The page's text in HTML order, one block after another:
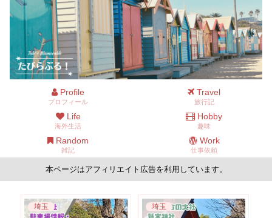
Profile
プロフィール
Travel
旅行記
Life
海外生活
Hobby
趣味
Random
雑記
Work
仕事依頼
本ページはアフィリエイト広告を利用しています。
ニュージーランド ニュージーランド